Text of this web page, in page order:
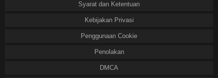
Syarat dan Ketentuan
Kebijakan Privasi
Penggunaan Cookie
Penolakan
DMCA